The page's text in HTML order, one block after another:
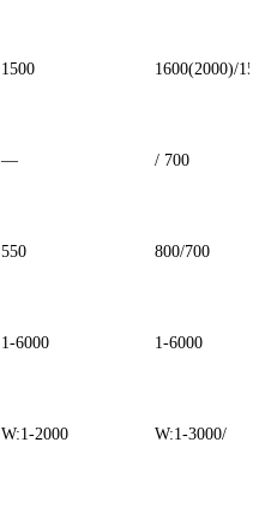
1500 1600(2000)/
— / 700
550 800/700
1-6000 1-6000
W:1-2000 W:1-3000/